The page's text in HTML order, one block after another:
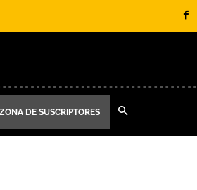
ZONA DE SUSCRIPTORES